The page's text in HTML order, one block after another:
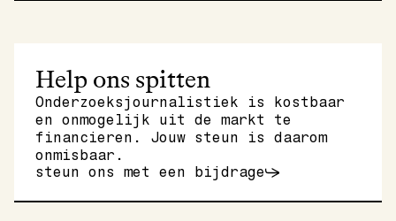
Help ons spitten
Onderzoeksjournalistiek is kostbaar
en onmogelijk uit de markt te
financieren. Jouw steun is daarom
onmisbaar.
steun ons met een bijdrage